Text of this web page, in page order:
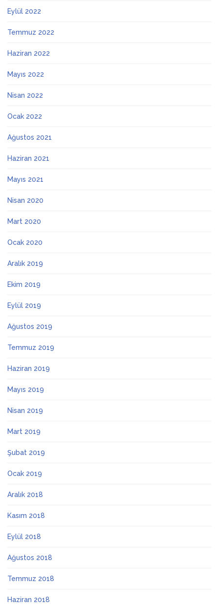
Eylül 2022
Temmuz 2022
Haziran 2022
Mayıs 2022
Nisan 2022
Ocak 2022
Ağustos 2021
Haziran 2021
Mayıs 2021
Nisan 2020
Mart 2020
Ocak 2020
Aralık 2019
Ekim 2019
Eylül 2019
Ağustos 2019
Temmuz 2019
Haziran 2019
Mayıs 2019
Nisan 2019
Mart 2019
Şubat 2019
Ocak 2019
Aralık 2018
Kasım 2018
Eylül 2018
Ağustos 2018
Temmuz 2018
Haziran 2018